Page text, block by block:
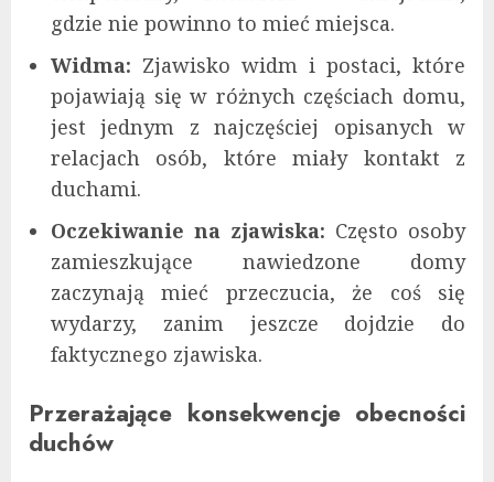
gdzie nie powinno to mieć miejsca.
Widma: Zjawisko widm i postaci, które
pojawiają się w różnych częściach domu,
jest jednym z najczęściej opisanych w
relacjach osób, które miały kontakt z
duchami.
Oczekiwanie na zjawiska: Często osoby
zamieszkujące nawiedzone domy
zaczynają mieć przeczucia, że coś się
wydarzy, zanim jeszcze dojdzie do
faktycznego zjawiska.
Przerażające konsekwencje obecności
duchów